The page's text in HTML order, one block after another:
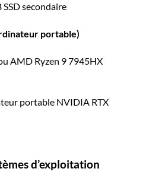
SSD secondaire
portable)
AMD Ryzen 9 7945HX
portable NVIDIA RTX
d’exploitation